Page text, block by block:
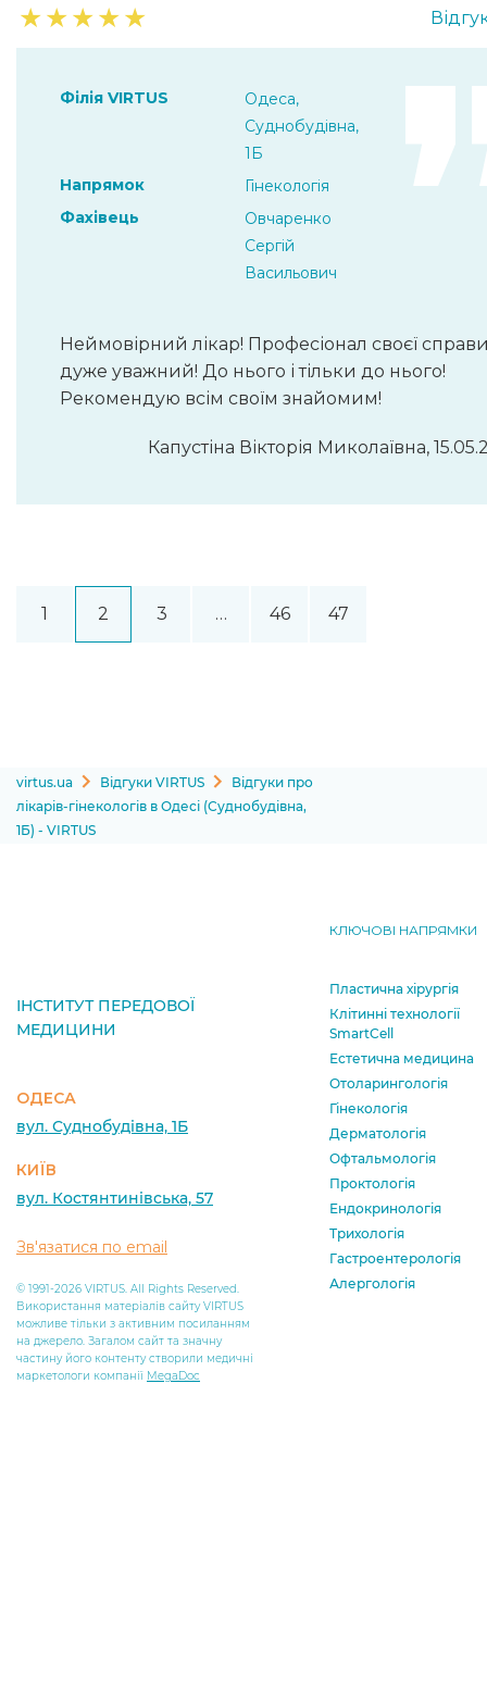
★★★★★
Філія VIRTUS
Одеса,
Суднобудівна,
1Б
Напрямок
Гінекологія
Фахівець
Овчаренко
Сергій
Васильович
Неймовірний лікар! Професіонал своєї
дуже уважний! До нього і тільки до нього!
Рекомендую всім своїм знайомим!
Капустіна Вікторія Миколаївна,
1 2 3 … 46 47
virtus.ua Відгуки VIRTUS
Відгуки про
лікарів-гінекологів в Одесі (Суднобудівна,
1Б) - VIRTUS
ІНСТИТУТ ПЕРЕДОВОЇ
МЕДИЦИНИ
ОДЕСА
вул. Суднобудівна, 1Б
КИЇВ
вул. Костянтинівська, 57
Зв'язатися по email
© 1991-2026 VIRTUS. All Rights Reserved.
Використання матеріалів сайту VIRTUS
можливе тільки з активним посиланням
на джерело. Загалом сайт та значну
частину його контенту створили медичні
маркетологи компанії MegaDoc
КЛЮЧОВІ НАПРЯМКИ
Пластична хірургія
Клітинні технології
SmartCell
Естетична медицина
Отоларингологія
Гінекологія
Дерматологія
Офтальмологія
Проктологія
Ендокринологія
Трихологія
Гастроентерологія
Алергологія